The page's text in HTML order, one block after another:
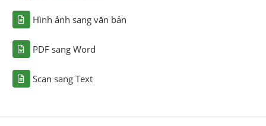
Hình ảnh sang văn bản
PDF sang Word
Scan sang Text